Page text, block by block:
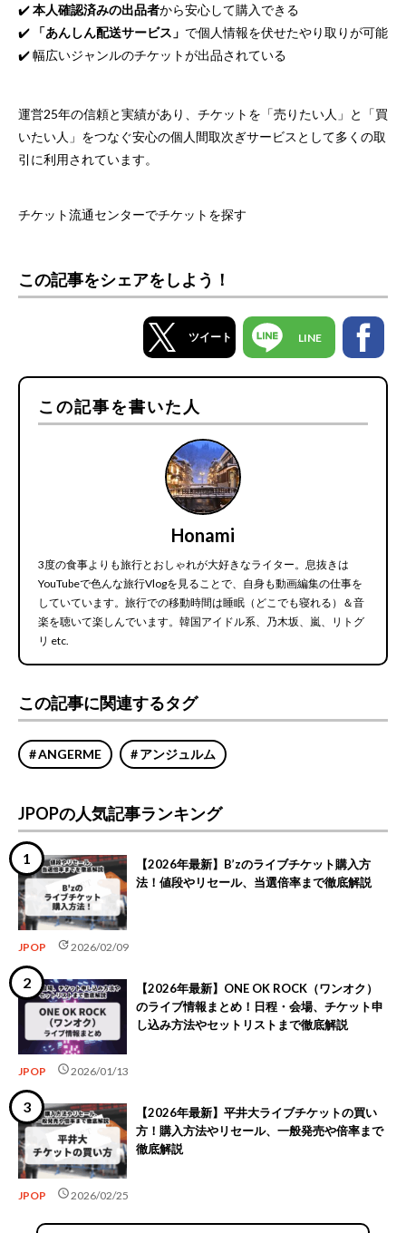
✔️本人確認済みの出品者から安心して購入できる
✔️
「あんしん配送サービス」 で個人情報を伏せたやり取りが可能
✔️ 幅広いジャンルのチケットが出品されている
運営25年の信頼と実績があり、チケットを「売りたい人」と「買
いたい人」をつなぐ安心の個人間取次ぎサービスとして多くの取
引に利用されています。
チケット流通センターでチケットを探す
この記事をシェアをしよう！
ツイート LINE
この記事を書いた人
Honami
3度の食事よりも旅行とおしゃれが大好きなライター。息抜きは
YouTubeで色んな旅行Vlogを見ることで、自身も動画編集の仕事を
していています。旅行での移動時間は睡眠（どこでも寝れる）＆音
楽を聴いて楽しんでいます。韓国アイドル系、乃木坂、嵐、リトグ
リ etc.
この記事に関連するタグ
ANGERME アンジュルム
JPOPの人気記事ランキング
【2026年最新】B’zのライブチケット購入方
法！値段やリセール、当選倍率まで徹底解説
JPOP update2026/02/09
【2026年最新】ONE OK ROCK（ワンオク）
のライブ情報まとめ！日程・会場、チケット申
し込み方法やセットリストまで徹底解説
JPOP schedule2026/01/13
【2026年最新】平井大ライブチケットの買い
方！購入方法やリセール、一般発売や倍率まで
徹底解説
JPOP schedule2026/02/25